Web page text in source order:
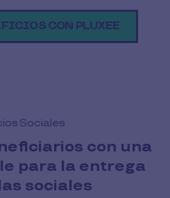
CON PLUXEE
Sociales
con una
para la entrega
sociales